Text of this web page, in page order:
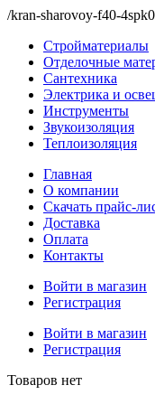
/kran-sharovoy-f40-
Стройматериалы
Отделочные
Сантехника
Электрика и
Инструменты
Звукоизоляция
Теплоизоляция
Главная
О компании
Скачать прайс-
Доставка
Оплата
Контакты
Войти в магазин
Регистрация
Войти в магазин
Регистрация
Товаров нет